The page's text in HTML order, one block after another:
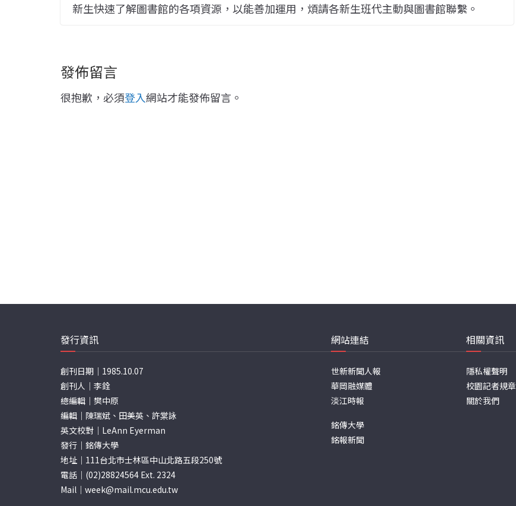
新生快速了解圖書館的各項資源，以能善加運用，煩請各新生班代主動與圖書館聯繫。
發佈留言
很抱歉，必須登入網站才能發佈留言。
發行資訊
創刊日期｜1985.10.07
創刊人｜李銓
總編輯｜樊中原
編輯｜陳瑞斌、田美英、許棠詠
英文校對｜LeAnn Eyerman
發行｜銘傳大學
地址｜111台北市士林區中山北路五段250號
電話｜(02)28824564 Ext. 2324
Mail｜ week@mail.mcu.edu.tw
網站連結
世新新聞人報
華岡融媒體
淡江時報
銘傳大學
銘報新聞
相關資訊
隱私權聲明
校園記者規章
關於我們